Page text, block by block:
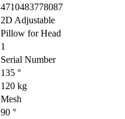
4710483778087
2D Adjustable
Pillow for Head
1
Serial Number
135 °
120 kg
Mesh
90 °